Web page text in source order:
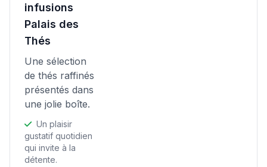
infusions
Palais des
Thés
Une sélection
de thés raffinés
présentés dans
une jolie boîte.
Un plaisir
gustatif quotidien
qui invite à la
détente.